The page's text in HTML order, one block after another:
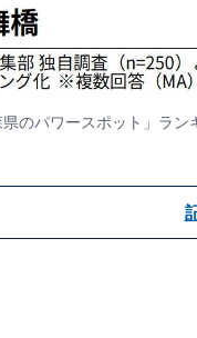
のパワースポット」ラン